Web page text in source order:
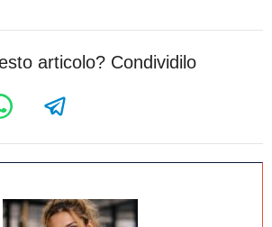
articolo? Condividilo